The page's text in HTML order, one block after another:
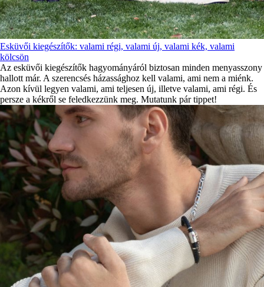
Esküvői kiegészítők: valami régi, valami új, valami kék, valami
kölcsön
Az esküvői kiegészítők hagyományáról biztosan minden menyasszony
hallott már. A szerencsés házassághoz kell valami, ami nem a miénk.
Azon kívül legyen valami, ami teljesen új, illetve valami, ami régi. És
persze a kékről se feledkezzünk meg. Mutatunk pár tippet!